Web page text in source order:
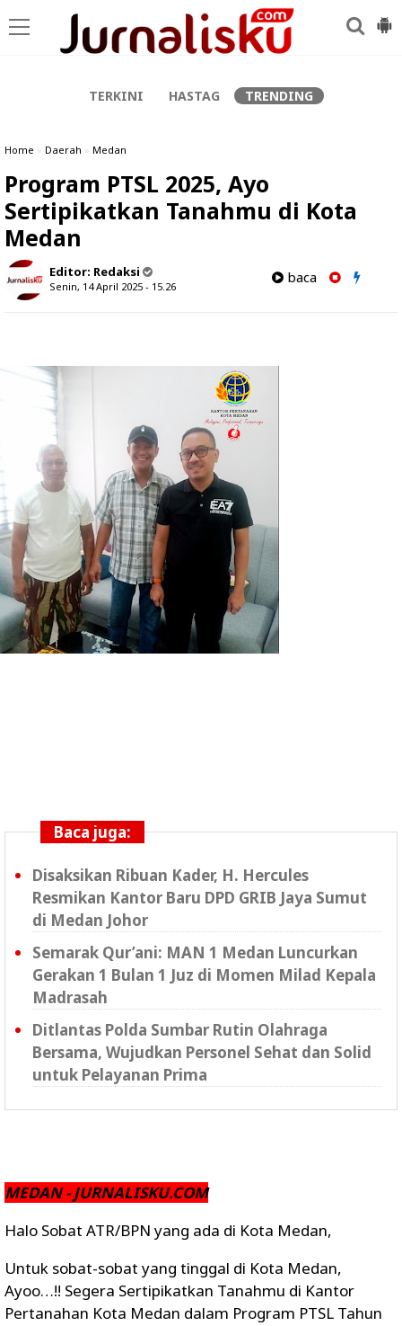
TERKINI HASTAG TRENDING
Home » Daerah » Medan
Program PTSL 2025, Ayo
Sertipikatkan Tanahmu di Kota
Medan
Editor: Redaksi
Senin, 14 April 2025 - 15.26
baca
Baca juga:
Disaksikan Ribuan Kader, H. Hercules
Resmikan Kantor Baru DPD GRIB Jaya Sumut
di Medan Johor
Semarak Qur’ani: MAN 1 Medan Luncurkan
Gerakan 1 Bulan 1 Juz di Momen Milad Kepala
Madrasah
Ditlantas Polda Sumbar Rutin Olahraga
Bersama, Wujudkan Personel Sehat dan Solid
untuk Pelayanan Prima
MEDAN - JURNALISKU.COM
Halo Sobat ATR/BPN yang ada di Kota Medan,
Untuk sobat-sobat yang tinggal di Kota Medan,
Ayoo…!! Segera Sertipikatkan Tanahmu di Kantor
Pertanahan Kota Medan dalam Program PTSL Tahun